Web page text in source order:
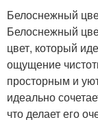
Белоснежный
Белоснежный
цвет, который
ощущение
просторным и
идеально
что делает его